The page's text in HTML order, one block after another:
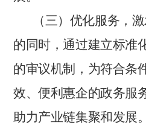
（三）优化服务，激
的同时，通过建立标准
的审议机制，为符合条
效、便利惠企的政务服
助力产业链集聚和发展。